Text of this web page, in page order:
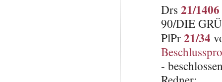
Drs 21/1406
90/DIE
PlPr21/34
-